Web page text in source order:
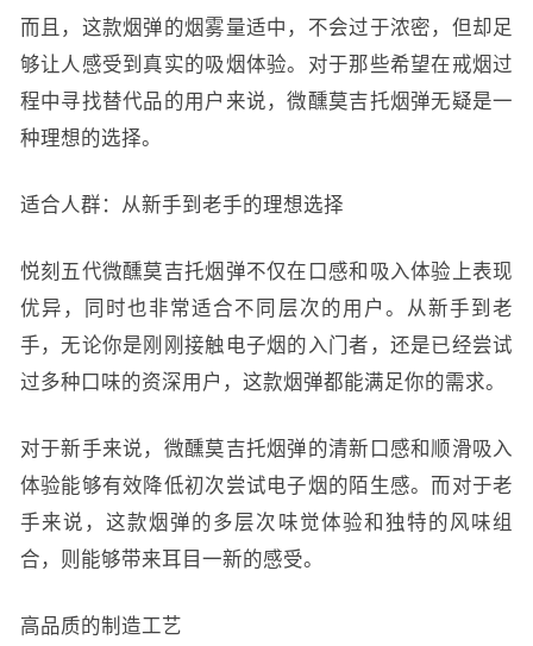
而且，这款烟弹的烟雾量适中，不会过于浓密，但却足
够让人感受到真实的吸烟体验。对于那些希望在戒烟过
程中寻找替代品的用户来说，微醺莫吉托烟弹无疑是一
种理想的选择。
适合人群：从新手到老手的理想选择
悦刻五代微醺莫吉托烟弹不仅在口感和吸入体验上表现
优异，同时也非常适合不同层次的用户。从新手到老
手，无论你是刚刚接触电子烟的入门者，还是已经尝试
过多种口味的资深用户，这款烟弹都能满足你的需求。
对于新手来说，微醺莫吉托烟弹的清新口感和顺滑吸入
体验能够有效降低初次尝试电子烟的陌生感。而对于老
手来说，这款烟弹的多层次味觉体验和独特的风味组
合，则能够带来耳目一新的感受。
高品质的制造工艺